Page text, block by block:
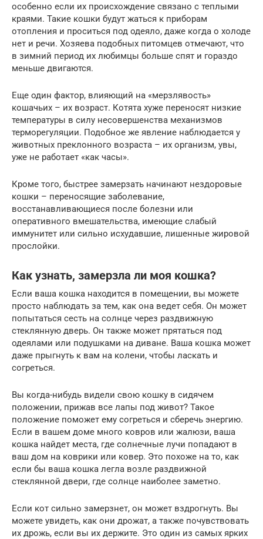
особенно если их происхождение связано с теплыми
краями. Такие кошки будут жаться к приборам
отопления и проситься под одеяло, даже когда о холоде
нет и речи. Хозяева подобных питомцев отмечают, что
в зимний период их любимцы больше спят и гораздо
меньше двигаются.
Еще один фактор, влияющий на «мерзлявость»
кошачьих – их возраст. Котята хуже переносят низкие
температуры в силу несовершенства механизмов
терморегуляции. Подобное же явление наблюдается у
животных преклонного возраста – их организм, увы,
уже не работает «как часы».
Кроме того, быстрее замерзать начинают нездоровые
кошки – переносящие заболевание,
восстанавливающиеся после болезни или
оперативного вмешательства, имеющие слабый
иммунитет или сильно исхудавшие, лишенные жировой
прослойки.
Как узнать, замерзла ли моя кошка?
Если ваша кошка находится в помещении, вы можете
просто наблюдать за тем, как она ведет себя. Он может
попытаться сесть на солнце через раздвижную
стеклянную дверь. Он также может прятаться под
одеялами или подушками на диване. Ваша кошка может
даже прыгнуть к вам на колени, чтобы ласкать и
согреться.
Вы когда-нибудь видели свою кошку в сидячем
положении, прижав все лапы под живот? Такое
положение поможет ему согреться и сберечь энергию.
Если в вашем доме много ковров или жалюзи, ваша
кошка найдет места, где солнечные лучи попадают в
ваш дом на коврики или ковер. Это похоже на то, как
если бы ваша кошка легла возле раздвижной
стеклянной двери, где солнце наиболее заметно.
Если кот сильно замерзнет, ​​он может вздрогнуть. Вы
можете увидеть, как они дрожат, а также почувствовать
их дрожь, если вы их держите. Это один из самых ярких